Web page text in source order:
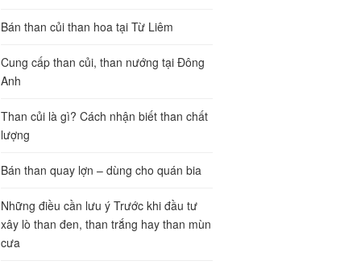
Bán than củi than hoa tại Từ Liêm
Cung cấp than củi, than nướng tại Đông
Anh
Than củi là gì? Cách nhận biết than chất
lượng
Bán than quay lợn – dùng cho quán bia
Những điều cần lưu ý Trước khi đầu tư
xây lò than đen, than trắng hay than mùn
cưa